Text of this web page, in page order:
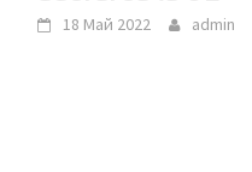
18 Май 2022 admin